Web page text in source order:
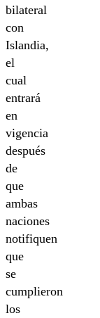
bilateral
con
Islandia,
el
cual
entrará
en
vigencia
después
de
que
ambas
naciones
notifiquen
que
se
cumplieron
los